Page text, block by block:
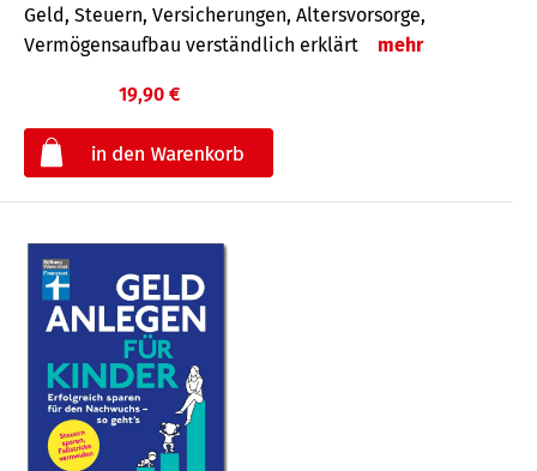
Geld, Steuern, Versicherungen, Altersvorsorge,
Vermögensaufbau verständlich erklärt
mehr
19,90 €